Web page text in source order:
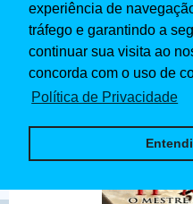
experiência de
tráfego e garantindo a
continuar sua visita ao
concorda com o uso de
Política de Privacidade
Ip Man O Mestre do